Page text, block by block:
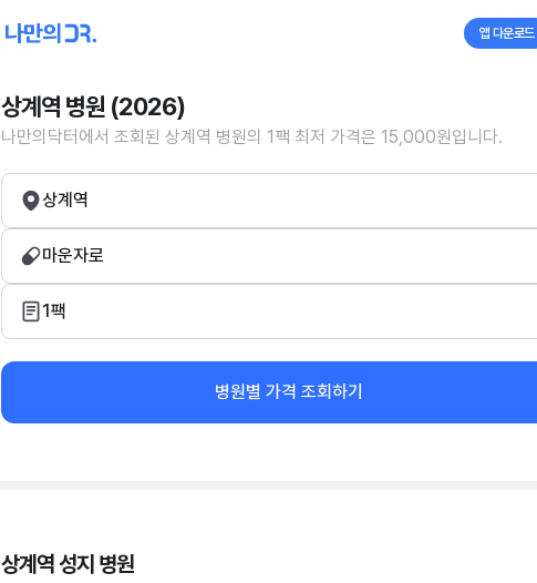
앱 다운로드
상계역 병원 (2026)
나만의닥터에서 조회된 상계역 병원의 1팩 최저 가격은 15,000원입니다.
상계역
마운자로
1팩
병원별 가격 조회하기
상계역 성지 병원